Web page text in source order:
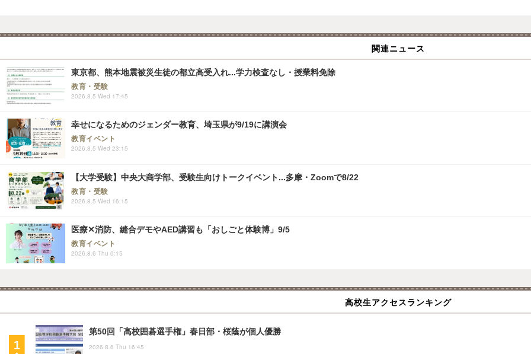
関連ニュース
東京都、熊本地震被災生徒の都立高受入れ...学力検査なし・授業料免除
教育・受験
2026.8.5 Wed 17:45
幸せになるためのジェンダー教育、埼玉県が9/19に講演会
教育イベント
2026.8.5 Wed 23:15
【大学受験】中央大商学部、受験生向けトークイベント...多摩・Zoomで8/22
教育・受験
2026.8.5 Wed 16:15
医療✕消防、縫合デモやAED講習も「おしごと体験博」9/5
教育イベント
2026.8.6 Thu 0:15
高校生アクセスランキング
第50回「高校囲碁選手権」春日部・桜蔭が個人優勝
2026.8.6 Thu 16:45